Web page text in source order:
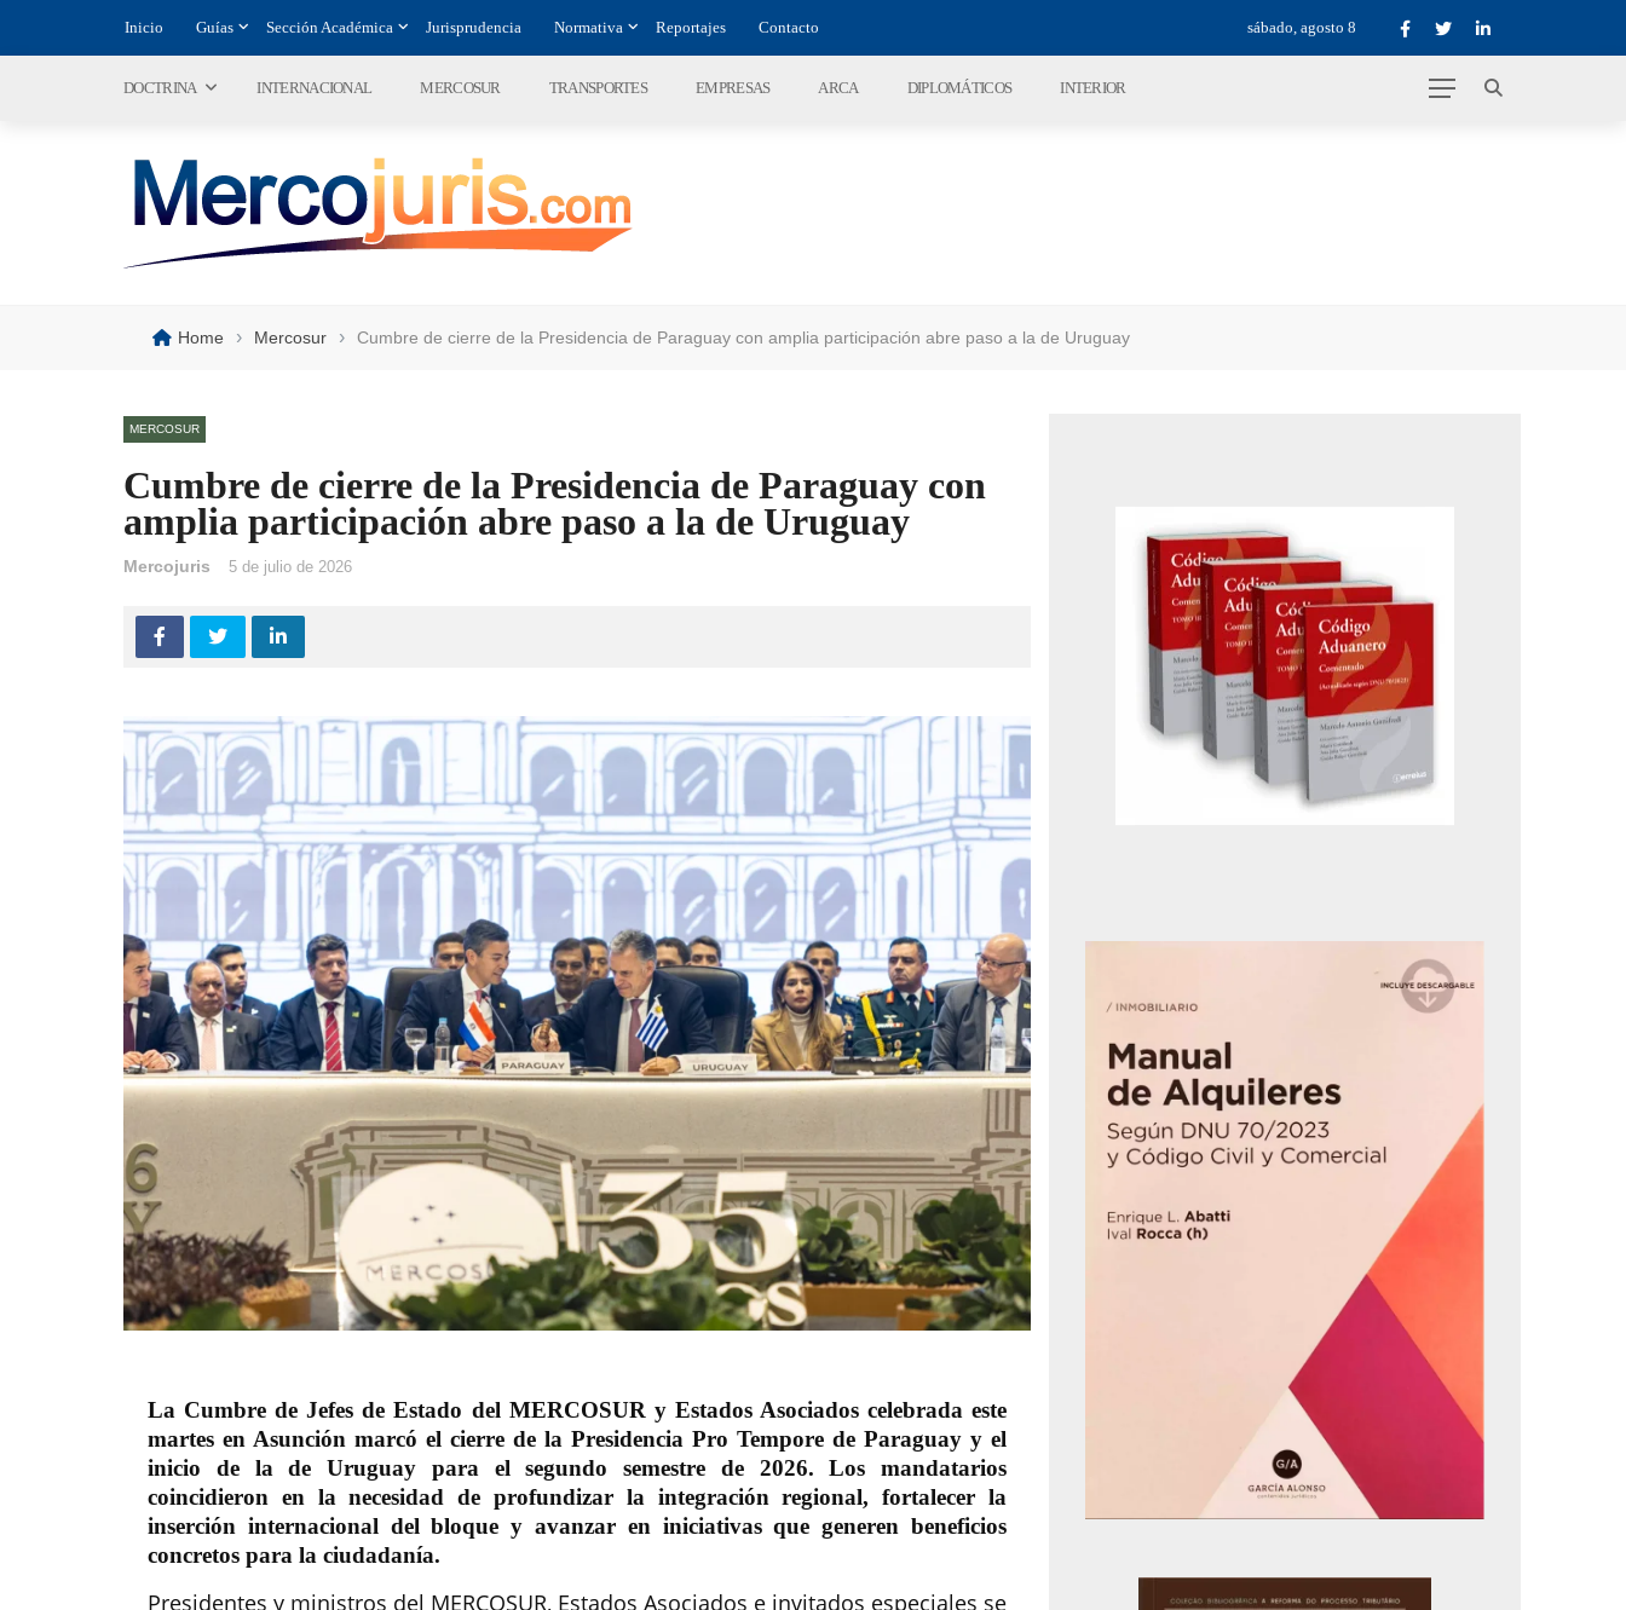
Inicio Guías Sección Académica Jurisprudencia Normativa Reportajes Contacto sábado, agosto 8
DOCTRINA INTERNACIONAL MERCOSUR TRANSPORTES EMPRESAS ARCA DIPLOMÁTICOS INTERIOR
Home › Mercosur › Cumbre de cierre de la Presidencia de Paraguay con amplia participación abre paso a la de Uruguay
MERCOSUR
Cumbre de cierre de la Presidencia de Paraguay con
amplia participación abre paso a la de Uruguay
Mercojuris 5 de julio de 2026
La Cumbre de Jefes de Estado del MERCOSUR y Estados Asociados celebrada este
martes en Asunción marcó el cierre de la Presidencia Pro Tempore de Paraguay y el
inicio de la de Uruguay para el segundo semestre de 2026. Los mandatarios
coincidieron en la necesidad de profundizar la integración regional, fortalecer la
inserción internacional del bloque y avanzar en iniciativas que generen beneficios
concretos para la ciudadanía.
Presidentes y ministros del MERCOSUR, Estados Asociados e invitados especiales se